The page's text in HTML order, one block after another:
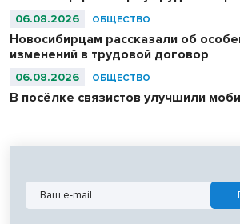
06.08.2026 ОБЩЕСТВО
Новосибирцам рассказали об
изменений в трудовой договор
06.08.2026 ОБЩЕСТВО
В посёлке связистов улучшили